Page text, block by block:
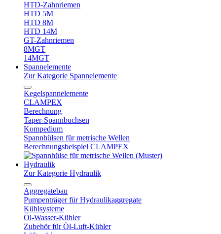
HTD-Zahnriemen
HTD 5M
HTD 8M
HTD 14M
GT-Zahnriemen
8MGT
14MGT
Spannelemente
Zur Kategorie Spannelemente
Kegelspannelemente
CLAMPEX
Berechnung
Taper-Spannbuchsen
Kompedium
Spannhülsen für metrische Wellen
Berechnungsbeispiel CLAMPEX
Hydraulik
Zur Kategorie Hydraulik
Aggregatebau
Pumpenträger für Hydraulikaggregate
Kühlsysteme
Öl-Wasser-Kühler
Zubehör für Öl-Luft-Kühler